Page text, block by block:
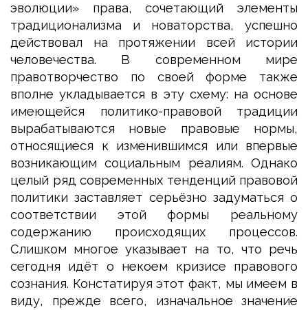
эволюции» права, сочетающий элементы
традиционализма и новаторства, успешно
действовал на протяжении всей истории
человечества. В современном мире
правотворчество по своей форме также
вполне укладывается в эту схему: на основе
имеющейся политико-правовой традиции
вырабатываются новые правовые нормы,
относящиеся к изменившимся или впервые
возникающим социальным реалиям. Однако
целый ряд современных тенденций правовой
политики заставляет серьёзно задуматься о
соответствии этой формы реальному
содержанию происходящих процессов.
Слишком многое указывает на то, что речь
сегодня идёт о некоем кризисе правового
сознания. Констатируя этот факт, мы имеем в
виду, прежде всего, изначальное значение